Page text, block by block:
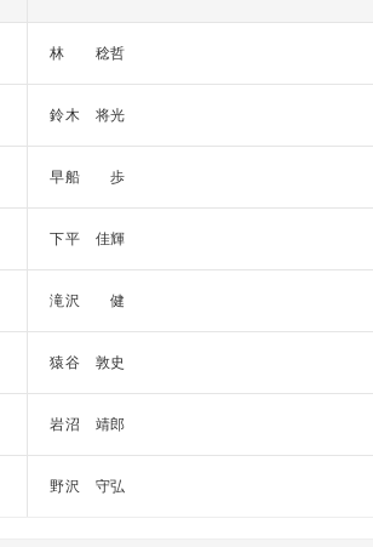
林 稔哲
鈴木 将光
早船 歩
下平 佳輝
滝沢 健
猿谷 敦史
岩沼 靖郎
野沢 守弘